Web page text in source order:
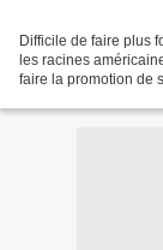
Difficile de faire plus
les racines
faire la promotion de